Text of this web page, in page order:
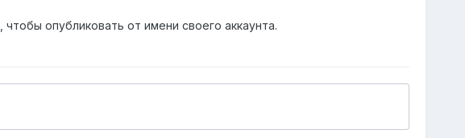
, чтобы опубликовать от имени своего аккаунта.